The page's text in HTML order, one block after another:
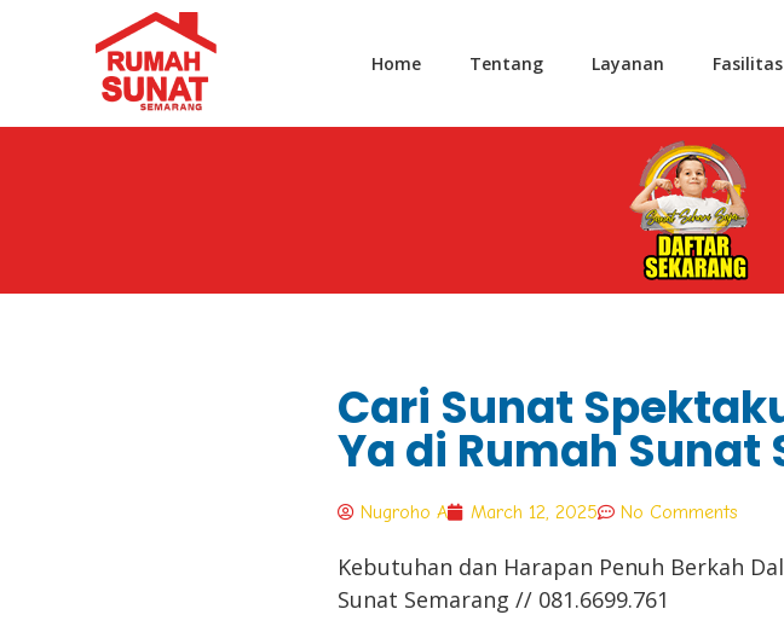
Home Tentang Layanan Fasilitas
Cari Sunat
Ya di Rumah Sunat
Nugroho A March 12, 2025 No Comments
Kebutuhan dan Harapan Penuh Berkah
Sunat Semarang // 081.6699.761